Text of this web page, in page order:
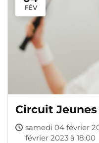
FÉV
Circuit Jeunes
samedi 04 février
février 2023 à 18:00